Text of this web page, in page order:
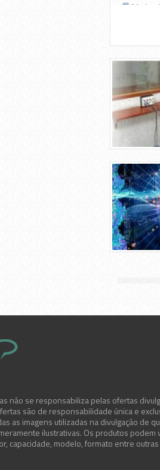
não se responsabiliza pelas ofertas
são de responsabilidade única e
as imagens utilizadas na divulgação de
ilustrativas. Os produtos podem
capacidade, modelo, formato entre outras